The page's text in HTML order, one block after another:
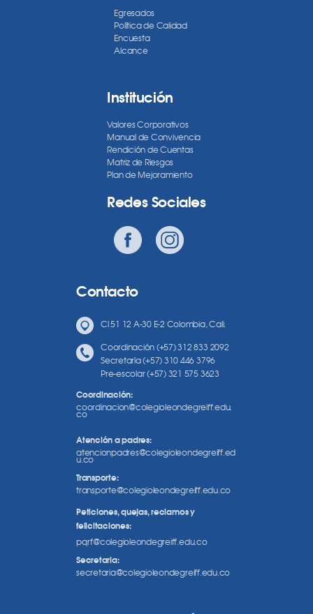
Egresados
Política de Calidad
Encuesta
Alcance
Institución
Valores Corporativos
Manual de Convivencia
Rendición de Cuentas
Matriz de Riesgos
Plan de Mejoramiento
Redes Sociales
Contacto
Cl 51 12 A-30 E-2 Colombia, Cali.
Coordinación (+57) 312 833 2092
Secretaría (+57) 310 446 3796
Pre-escolar (+57) 321 575 3623
Coordinación:
coordinacion@colegioleondegreiff.edu.
co
Atención a padres:
atencionpadres@colegioleondegreiff.ed
u.co
Transporte:
transporte@colegioleondegreiff.edu.co
Peticiones, quejas, reclamos y
felicitaciones:
pqrf@colegioleondegreiff.edu.co
Secretaria:
secretaria@colegioleondegreiff.edu.co